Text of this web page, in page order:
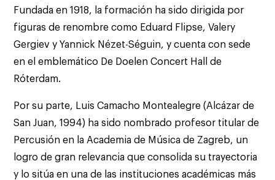
Fundada en 1918, la formación ha sido dirigida por
figuras de renombre como Eduard Flipse, Valery
Gergiev y Yannick Nézet-Séguin, y cuenta con sede
en el emblemático De Doelen Concert Hall de
Róterdam.
Por su parte, Luis Camacho Montealegre (Alcázar de
San Juan, 1994) ha sido nombrado profesor titular de
Percusión en la Academia de Música de Zagreb, un
logro de gran relevancia que consolida su trayectoria
y lo sitúa en una de las instituciones académicas más